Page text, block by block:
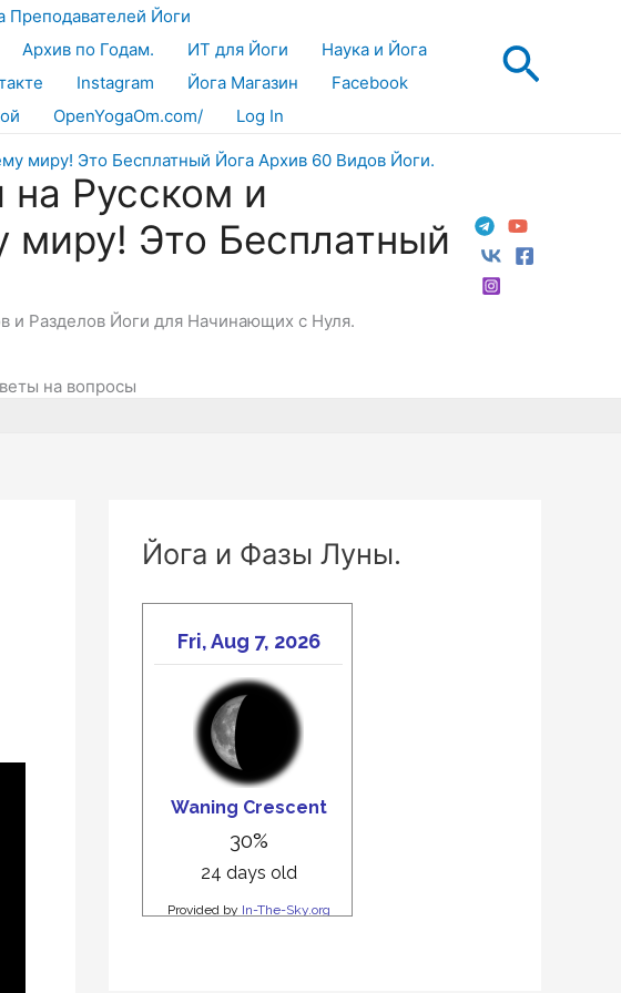
Преподавателей Йоги
Архив по Годам. ИТ для Йоги
Наука и Йога
Instagram Йога Магазин
Facebook
OpenYogaOm.com/ Log In
Русском и
миру! Это Бесплатный
и Разделов Йоги для Начинающих с Нуля.
на вопросы
Йога и Фазы Луны.